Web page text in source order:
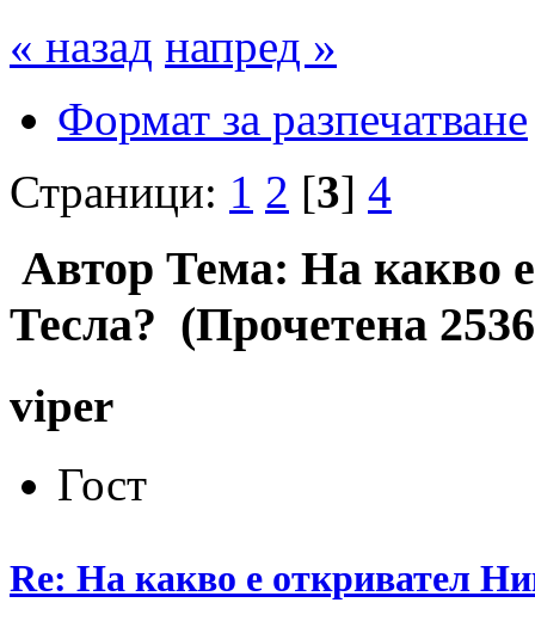
« назад напред »
Формат за разпечатване
Страници: 1 2 [3] 4
Автор Тема: На какво
Тесла? (Прочетена
viper
Гост
Re: На какво е откривател